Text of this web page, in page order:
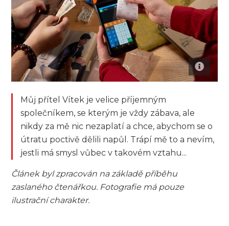
Můj přítel Vítek je velice příjemným
společníkem, se kterým je vždy zábava, ale
nikdy za mě nic nezaplatí a chce, abychom se o
útratu poctivě dělili napůl. Trápí mě to a nevím,
jestli má smysl vůbec v takovém vztahu...
Článek byl zpracován na základě příběhu
zaslaného čtenářkou. Fotografie má pouze
ilustrační charakter.